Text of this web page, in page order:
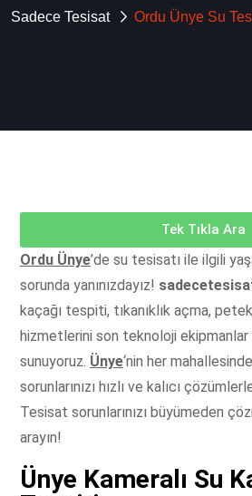
Sadece Tesisat Ordu Ünye Su
Tek Tıkla Ara
Ordu Ünye’de su tesisatı ile ilgili
sorunda yanınızdayız!
kaçağı tespiti, tıkanıklık açma,
hizmetlerini son teknoloji
sunuyoruz. Ünye‘nin her
sorunlarınızı hızlı ve kalıcı
Tesisat sorunlarınızı büyümeden
arayın!
Ünye Kameralı Su